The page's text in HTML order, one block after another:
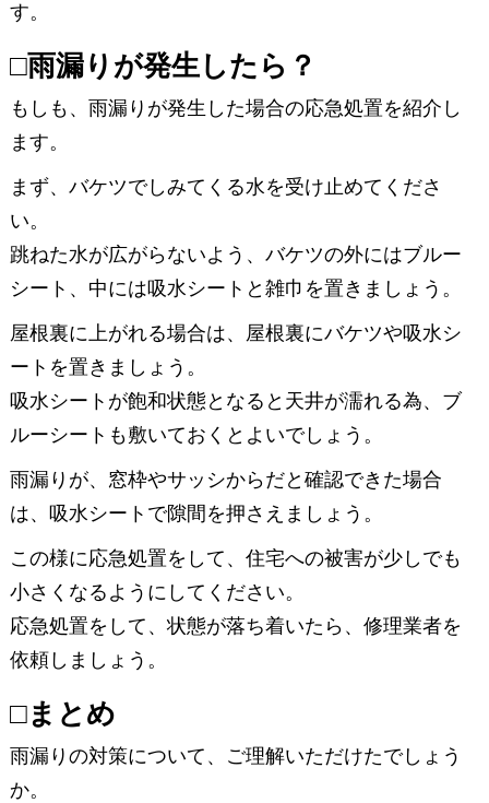
す。
□雨漏りが発生したら？
もしも、雨漏りが発生した場合の応急処置を紹介し
ます。
まず、バケツでしみてくる水を受け止めてくださ
い。
跳ねた水が広がらないよう、バケツの外にはブルー
シート、中には吸水シートと雑巾を置きましょう。
屋根裏に上がれる場合は、屋根裏にバケツや吸水シ
ートを置きましょう。
吸水シートが飽和状態となると天井が濡れる為、ブ
ルーシートも敷いておくとよいでしょう。
雨漏りが、窓枠やサッシからだと確認できた場合
は、吸水シートで隙間を押さえましょう。
この様に応急処置をして、住宅への被害が少しでも
小さくなるようにしてください。
応急処置をして、状態が落ち着いたら、修理業者を
依頼しましょう。
□まとめ
雨漏りの対策について、ご理解いただけたでしょう
か。